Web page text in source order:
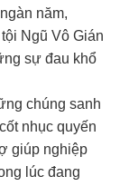
năm,
Ngũ Vô Gián
sự đau khổ
chúng sanh
nhục quyến
giúp nghiệp
lúc đang